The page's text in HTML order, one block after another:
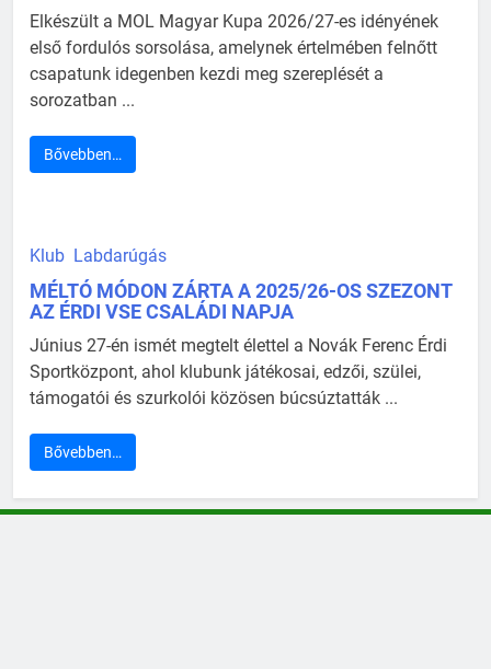
Elkészült a MOL Magyar Kupa 2026/27-es idényének
első fordulós sorsolása, amelynek értelmében felnőtt
csapatunk idegenben kezdi meg szereplését a
sorozatban ...
Bővebben…
Klub Labdarúgás
MÉLTÓ MÓDON ZÁRTA A 2025/26-OS SZEZONT
AZ ÉRDI VSE CSALÁDI NAPJA
Június 27-én ismét megtelt élettel a Novák Ferenc Érdi
Sportközpont, ahol klubunk játékosai, edzői, szülei,
támogatói és szurkolói közösen búcsúztatták ...
Bővebben…